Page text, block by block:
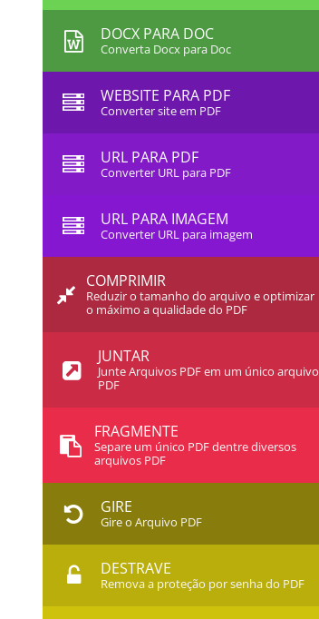
DOCX PARA DOC
Converta Docx para Doc
WEBSITE PARA PDF
Converter site em PDF
URL PARA PDF
Converter URL para PDF
URL PARA IMAGEM
Converter URL para imagem
COMPRIMIR
Reduzir o tamanho do arquivo e optimizar
o máximo a qualidade do PDF
JUNTAR
Junte Arquivos PDF em um único arquivo
PDF
FRAGMENTE
Separe um único PDF dentre diversos
arquivos PDF
GIRE
Gire o Arquivo PDF
DESTRAVE
Remova a proteção por senha do PDF